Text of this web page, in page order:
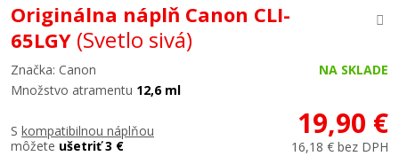
Originálna náplň Canon CLI-
65LGY (Svetlo sivá)
Značka: Canon
NA SKLADE
Množstvo atramentu 12,6 ml
S kompatibilnou náplňou
môžete ušetriť 3 €
19,90 €
16,18 € bez DPH